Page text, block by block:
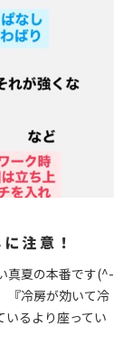
注意！
真夏の本番です(^-
『冷房が効いて冷
いるより座ってい